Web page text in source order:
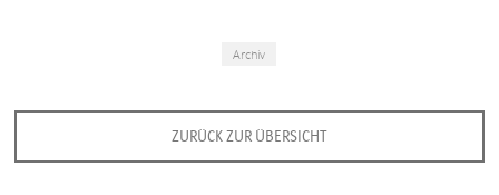
Archiv
ZURÜCK ZUR ÜBERSICHT